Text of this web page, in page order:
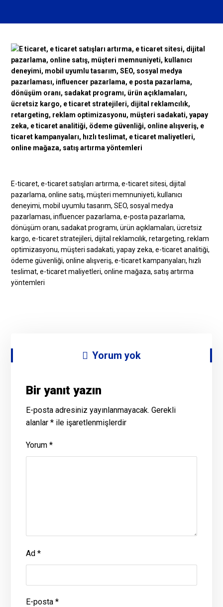
E-ticaret, e-ticaret satışları artırma, e-ticaret sitesi, dijital
pazarlama, online satış, müşteri memnuniyeti, kullanıcı
deneyimi, mobil uyumlu tasarım, SEO, sosyal medya
pazarlaması, influencer pazarlama, e-posta pazarlama,
dönüşüm oranı, sadakat programı, ürün açıklamaları, ücretsiz
kargo, e-ticaret stratejileri, dijital reklamcılık, retargeting, reklam
optimizasyonu, müşteri sadakati, yapay zeka, e-ticaret analitiği,
ödeme güvenliği, online alışveriş, e-ticaret kampanyaları, hızlı
teslimat, e-ticaret maliyetleri, online mağaza, satış artırma
yöntemleri
Yorum yok
Bir yanıt yazın
E-posta adresiniz yayınlanmayacak. Gerekli
alanlar* ile işaretlenmişlerdir
Yorum*
Ad*
E-posta*